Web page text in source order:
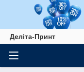
Деліта-Принт